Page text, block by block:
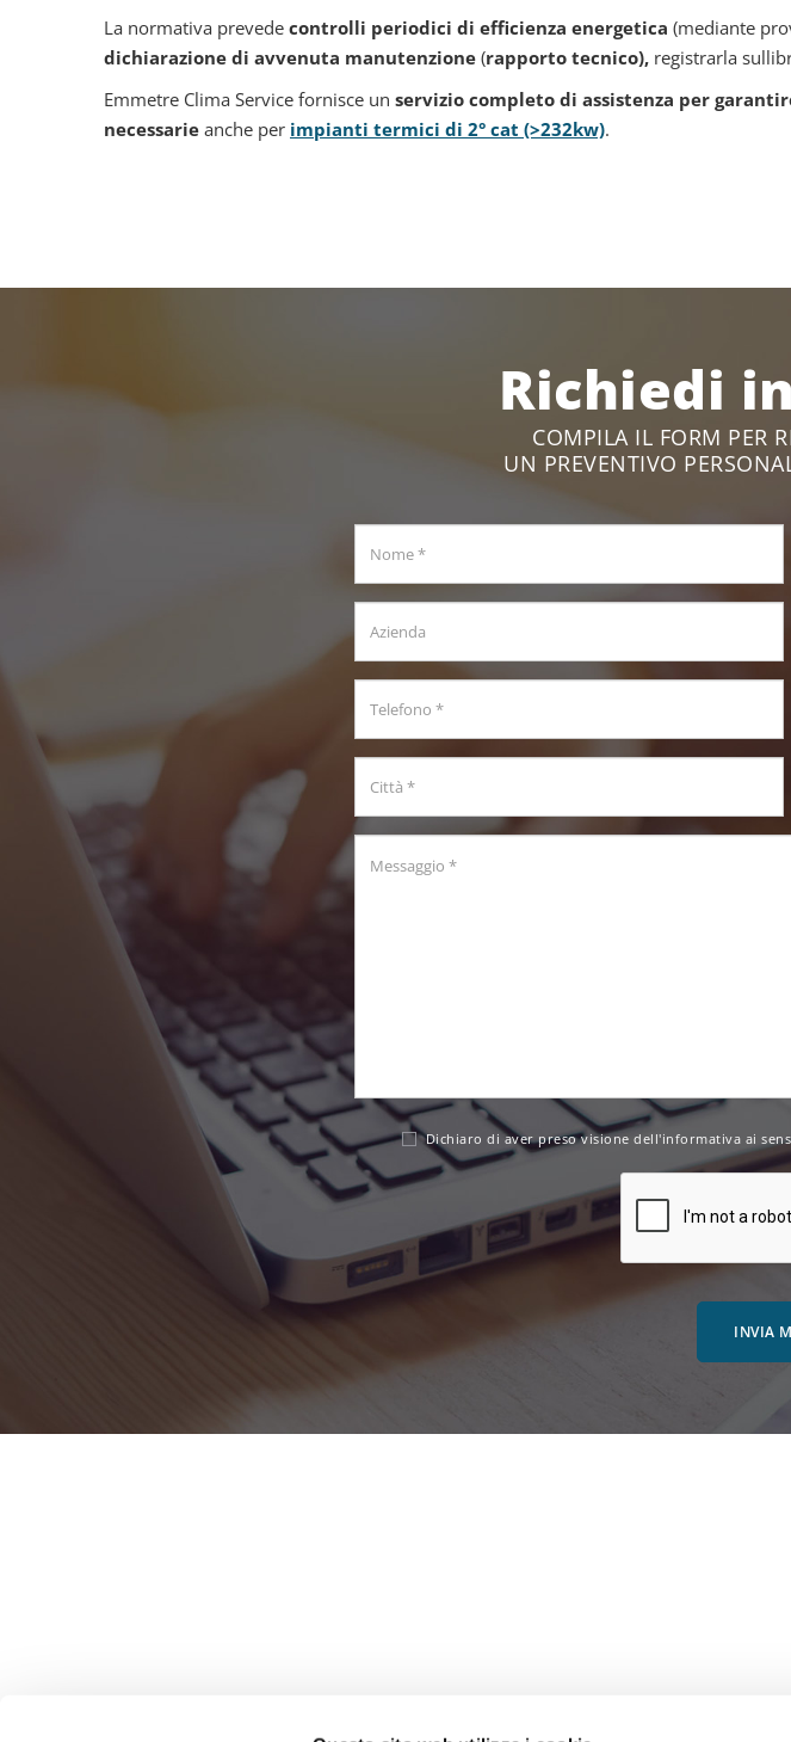
La normativa prevede controlli periodici di efficienza energetica (mediante
dichiarazione di avvenuta manutenzione (rapporto tecnico), registrarla
Emmetre Clima Service fornisce un servizio completo di assistenza per
necessarie anche per impianti termici di 2° cat (>232kw).
Richiedi
COMPILA IL FORM PER
UN PREVENTIVO
Dichiaro di aver preso visione dell'informativa ai
INVIA